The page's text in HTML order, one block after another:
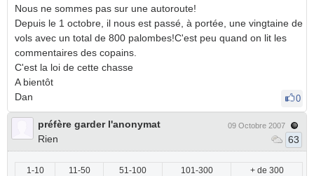
Nous ne sommes pas sur une autoroute!
Depuis le 1 octobre, il nous est passé, à portée, une vingtaine de
vols avec un total de 800 palombes!C'est peu quand on lit les
commentaires des copains.
C'est la loi de cette chasse
A bientôt
Dan
0
préfère garder l'anonymat
Rien
09 Octobre 2007
63
1-10 11-50 51-100 101-300 + de 300